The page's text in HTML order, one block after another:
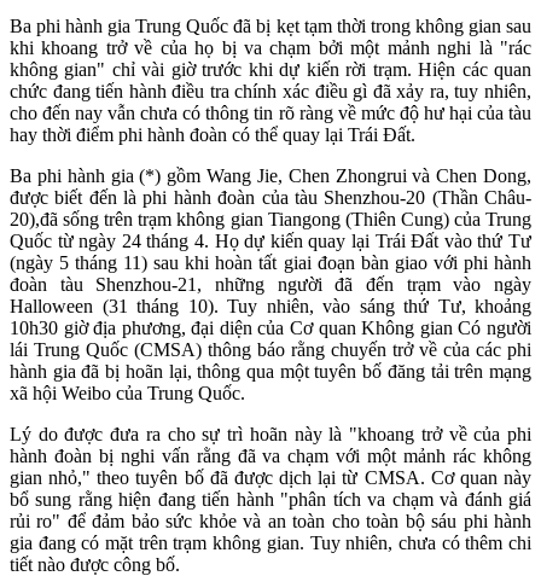
Ba phi hành gia Trung Quốc đã bị kẹt tạm thời trong không gian sau
khi khoang trở về của họ bị va chạm bởi một mảnh nghi là "rác
không gian" chỉ vài giờ trước khi dự kiến rời trạm. Hiện các quan
chức đang tiến hành điều tra chính xác điều gì đã xảy ra, tuy nhiên,
cho đến nay vẫn chưa có thông tin rõ ràng về mức độ hư hại của tàu
hay thời điểm phi hành đoàn có thể quay lại Trái Đất.
Ba phi hành gia (*) gồm Wang Jie, Chen Zhongrui và Chen Dong,
được biết đến là phi hành đoàn của tàu Shenzhou-20 (Thần Châu-
20),đã sống trên trạm không gian Tiangong (Thiên Cung) của Trung
Quốc từ ngày 24 tháng 4. Họ dự kiến quay lại Trái Đất vào thứ Tư
(ngày 5 tháng 11) sau khi hoàn tất giai đoạn bàn giao với phi hành
đoàn tàu Shenzhou-21, những người đã đến trạm vào ngày
Halloween (31 tháng 10). Tuy nhiên, vào sáng thứ Tư, khoảng
10h30 giờ địa phương, đại diện của Cơ quan Không gian Có người
lái Trung Quốc (CMSA) thông báo rằng chuyến trở về của các phi
hành gia đã bị hoãn lại, thông qua một tuyên bố đăng tải trên mạng
xã hội Weibo của Trung Quốc.
Lý do được đưa ra cho sự trì hoãn này là "khoang trở về của phi
hành đoàn bị nghi vấn rằng đã va chạm với một mảnh rác không
gian nhỏ," theo tuyên bố đã được dịch lại từ CMSA. Cơ quan này
bổ sung rằng hiện đang tiến hành "phân tích va chạm và đánh giá
rủi ro" để đảm bảo sức khỏe và an toàn cho toàn bộ sáu phi hành
gia đang có mặt trên trạm không gian. Tuy nhiên, chưa có thêm chi
tiết nào được công bố.